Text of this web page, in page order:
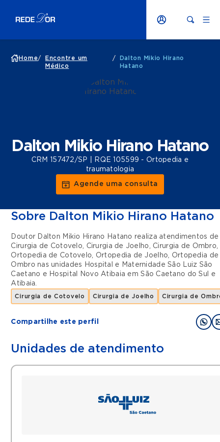
Home/
Encontre um
Médico
/
Dalton Mikio Hirano
Hatano
Dalton Mikio Hirano Hatano
CRM 157472/SP | RQE 105599 - Ortopedia e
traumatologia
Agende uma consulta
Sobre Dalton Mikio Hirano Hatano
Doutor Dalton Mikio Hirano Hatano realiza atendimentos de
Cirurgia de Cotovelo, Cirurgia de Joelho, Cirurgia de Ombro,
Ortopedia de Cotovelo, Ortopedia de Joelho, Ortopedia de
Ombro nas unidades
Hospital e Maternidade São Luiz São
Caetano e Hospital Novo Atibaia emSão Caetano do Sul
e
Atibaia.
Cirurgia de Cotovelo Cirurgia de Joelho Cirurgia de
Compartilhe este perfil
Unidades de atendimento